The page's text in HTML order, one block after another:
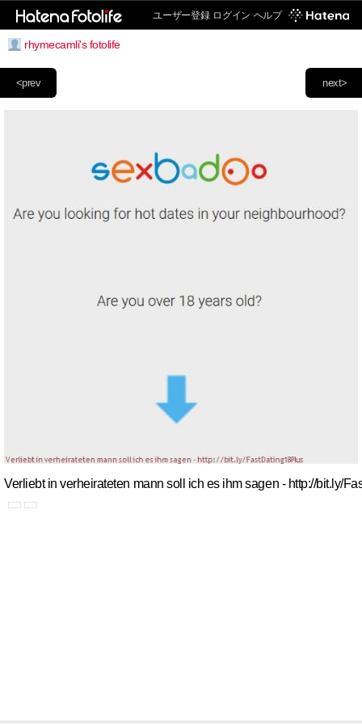
ユーザー登録 ログイン ヘルプ
rhymecamli's fotolife
next>
<prev
Verliebt in verheirateten mann soll ich es ihm sagen - http://bit.ly/